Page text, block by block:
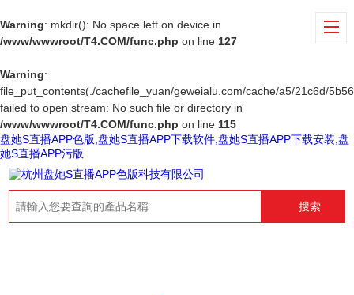
Warning: mkdir(): No space left on device in
/www/wwwroot/T4.COM/func.php on line 127
Warning:
file_put_contents(./cachefile_yuan/geweialu.com/cache/a5/21c6d/
failed to open stream: No such file or directory in
/www/wwwroot/T4.COM/func.php on line 115
盘她S直播APP色版,盘她S直播APP下载软件,盘她S直播APP下载安装,盘
她S直播APP污版
搜索